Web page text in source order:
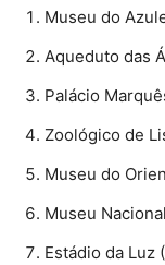
Museu do
Aqueduto das
Palácio
Zoológico de
Museu do
Museu
Estádio da Luz